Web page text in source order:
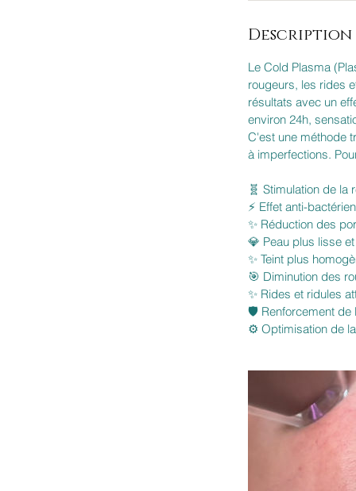
Description
Le Cold Plasma
rougeurs, les rides
résultats avec un
environ 24h,
C'est une méthode
à imperfections.
🧬 Stimulation de la
⚡ Effet anti-
✨ Réduction des
💎 Peau plus lisse
✨ Teint plus
🎯 Diminution des
✨ Rides et ridules
🛡️ Renforcement de
⚙️ Optimisation de